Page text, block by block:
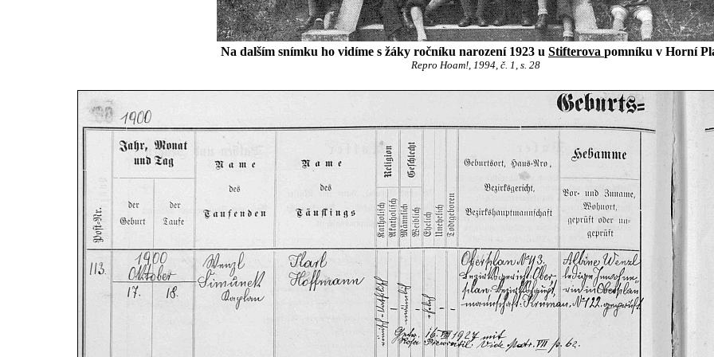
Na dalším snímku ho vidíme s žáky ročníku narození 1923 u Stifterova pomníku v Horní
Repro Hoam!, 1994, č. 1, s. 28